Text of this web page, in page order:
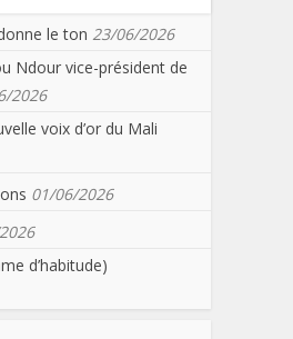
le ton 23/06/2026
Ndour vice-président de
2026
voix d’or du Mali
01/06/2026
d’habitude)